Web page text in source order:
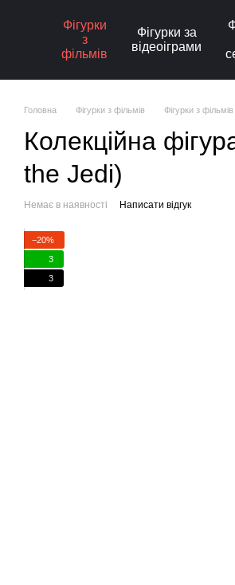
Фігурки
з
фільмів
Фігурки за
відеоіграми
Головна Фігурки з фільмів Фігурки з
Колекційна
the Jedi)
Немає в наявності Написати відгук
−20%
3
3